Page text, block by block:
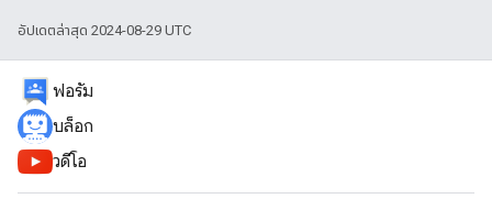
อัปเดตล่าสุด 2024-08-29 UTC
ฟอรัม
บล็อก
วิดีโอ